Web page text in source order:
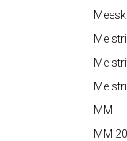
MM
MM